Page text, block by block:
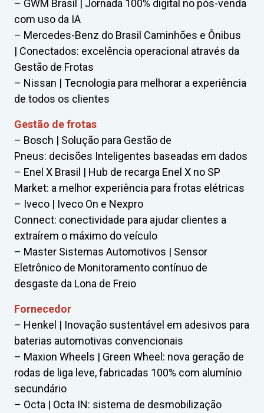
– GWM Brasil | Jornada 100% digital no pós-venda
com uso da IA
– Mercedes-Benz do Brasil Caminhões e Ônibus
| Conectados: excelência operacional através da
Gestão de Frotas
– Nissan | Tecnologia para melhorar a experiência
de todos os clientes
Gestão de frotas
– Bosch | Solução para Gestão de
Pneus: decisões Inteligentes baseadas em dados
– Enel X Brasil | Hub de recarga Enel X no SP
Market: a melhor experiência para frotas elétricas
– Iveco | Iveco On e Nexpro
Connect: conectividade para ajudar clientes a
extraírem o máximo do veículo
– Master Sistemas Automotivos | Sensor
Eletrônico de Monitoramento contínuo de
desgaste da Lona de Freio
Fornecedor
– Henkel | Inovação sustentável em adesivos para
baterias automotivas convencionais
– Maxion Wheels | Green Wheel: nova geração de
rodas de liga leve, fabricadas 100% com alumínio
secundário
– Octa | Octa IN: sistema de desmobilização